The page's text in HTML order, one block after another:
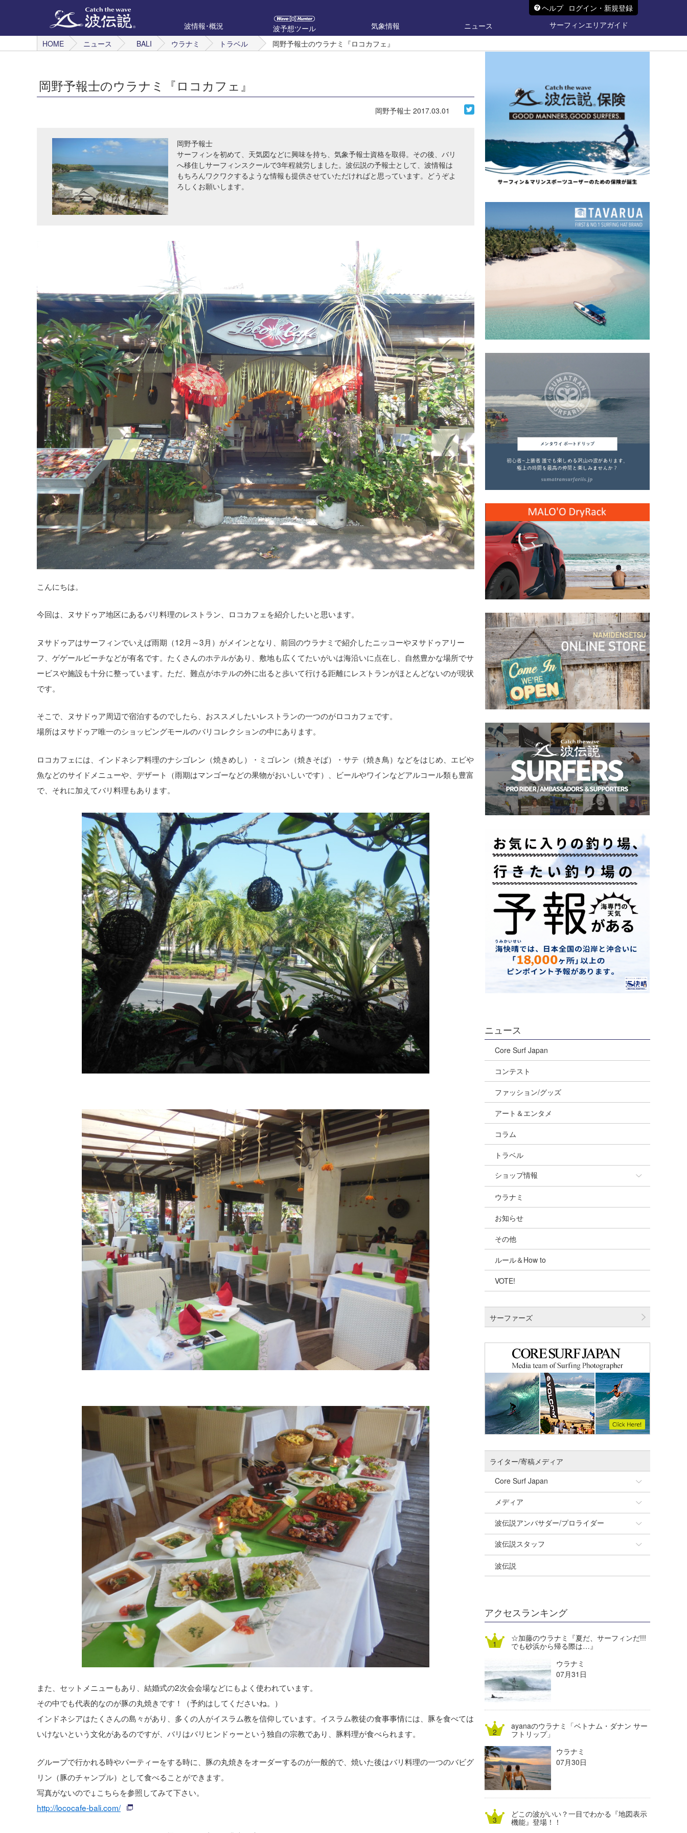
ヘルプ ログイン・新規登録
波情報･概況
波予想ツール 気象情報 ニュース
サーフィンエリアガイド
HOME
ニュース BALI ウラナミ トラベル 岡野予報士のウラナミ『ロコカフェ』
岡野予報士のウラナミ『ロコカフェ』
岡野予報士 2017.03.01
岡野予報士
サーフィンを初めて、天気図などに興味を持ち、気象予報士資格を取得。その後、バリ
へ移住しサーフィンスクールで3年程就労しました。波伝説の予報士として、波情報は
もちろんワクワクするような情報も提供させていただければと思っています。どうぞよ
ろしくお願いします。
こんにちは。
今回は、ヌサドゥア地区にあるバリ料理のレストラン、ロコカフェを紹介したいと思います。
ヌサドゥアはサーフィンでいえば雨期（12月～3月）がメインとなり、前回のウラナミで紹介したニッコーやヌサドゥアリー
フ、ゲゲールビーチなどが有名です。たくさんのホテルがあり、敷地も広くてたいがいは海沿いに点在し、自然豊かな場所でサ
ービスや施設も十分に整っています。ただ、難点がホテルの外に出ると歩いて行ける距離にレストランがほとんどないのが現状
です。
そこで、ヌサドゥア周辺で宿泊するのでしたら、おススメしたいレストランの一つのがロコカフェです。
場所はヌサドゥア唯一のショッピングモールのバリコレクションの中にあります。
ロコカフェには、インドネシア料理のナシゴレン（焼きめし）・ミゴレン（焼きそば）・サテ（焼き鳥）などをはじめ、エビや
魚などのサイドメニューや、デザート（雨期はマンゴーなどの果物がおいしいです）、ビールやワインなどアルコール類も豊富
で、それに加えてバリ料理もあります。
また、セットメニューもあり、結婚式の2次会会場などにもよく使われています。
その中でも代表的なのが豚の丸焼きです！（予約はしてくださいね。）
インドネシアはたくさんの島々があり、多くの人がイスラム教を信仰しています。イスラム教徒の食事事情には、豚を食べては
いけないという文化があるのですが、バリはバリヒンドゥーという独自の宗教であり、豚料理が食べられます。
グループで行かれる時やパーティーをする時に、豚の丸焼きをオーダーするのが一般的で、焼いた後はバリ料理の一つのバビグ
リン（豚のチャンプル）として食べることができます。
写真がないので↓こちらを参照してみて下さい。
http://lococafe-bali.com/
ニュース
Core Surf Japan
コンテスト
ファッション/グッズ
アート＆エンタメ
コラム
トラベル
ショップ情報
ショップ情報
湘南
千葉北
伊豆
千葉南
四国
沖縄
ウラナミ
お知らせ
その他
ルール＆How to
VOTE!
サーファーズ
ライター/寄稿メディア
Core Surf Japan
Naoya Kimoto
mitsuteru Kamio
Yasunari Inoue
Yoshiyuki Obata
DELTA FORCE SURF
熊谷素子
メディア
SURFMEDIA
Colors MAGAZINE
WAVAL
波伝説アンバサダー/プロライダー
福島寿実子
中浦“JET”章
進士剛光
植村未来
NOBUFUKU
大野”MAR”修聖
喜納海人
波伝説スタッフ
☆加藤
Aichan
ECE
G◎Da
H
KID
KOBU
KY
MIN
mitz
OYZ
波伝説
アクセスランキング
☆加藤のウラナミ『夏だ、サーフィンだ!!!
でも砂浜から帰る際は…』
ウラナミ
07月31日
ayanaのウラナミ「ベトナム・ダナン サー
フトリップ」
ウラナミ
07月30日
どこの波がいい？一目でわかる『地図表示
機能』登場！！